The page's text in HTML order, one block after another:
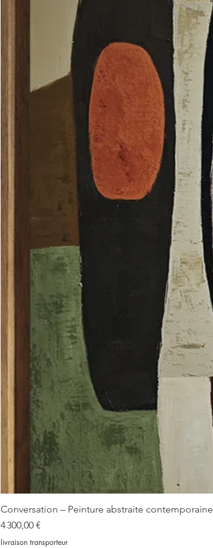
Conversation – Peinture abstraite contemporaine
Prix
4 300,00 €
livraison transporteur